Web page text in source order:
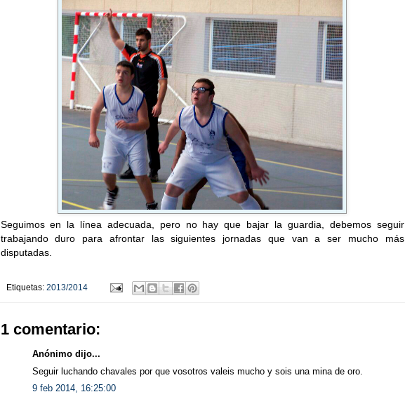
Seguimos en la línea adecuada, pero no hay que bajar la guardia, debemos seguir
trabajando duro para afrontar las siguientes jornadas que van a ser mucho más
disputadas.
Etiquetas: 2013/2014
1 comentario:
Anónimo dijo...
Seguir luchando chavales por que vosotros valeis mucho y sois una mina de oro.
9 feb 2014, 16:25:00